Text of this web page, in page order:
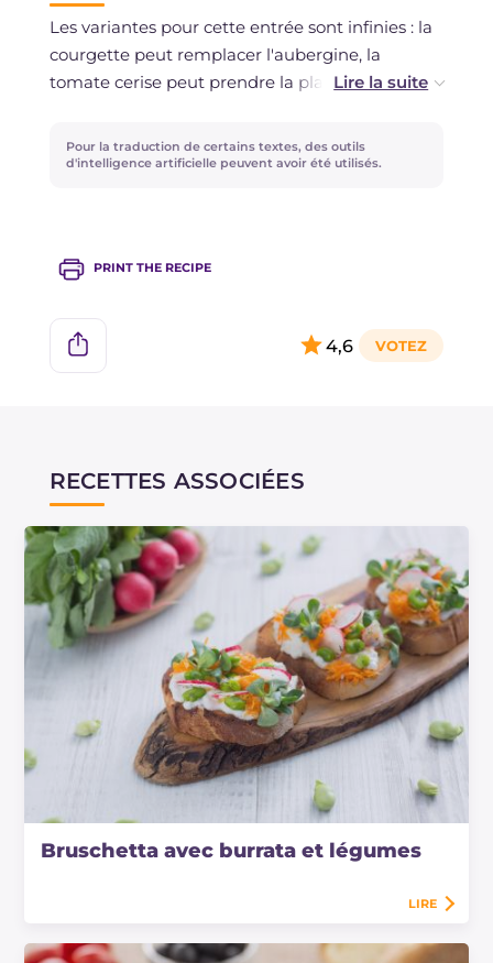
des ingrédients simples qu'ils avaient à
disposition : huile, ail et tomates mûres. Avec le
temps, ce plat s'est répandu dans d'autres
régions comme par exemple le Piémont, la
Les variantes pour cette entrée sont infinies : la
courgette peut remplacer l'aubergine, la
tomate cerise peut prendre la place de la
celle de la burrata. Encore : adieu l'oignon,
bienvenue les poivrons ; pas de saucisse,
Pour la traduction de certains textes, des outils
d'intelligence artificielle peuvent avoir été utilisés.
PRINT THE RECIPE
4,6
RECETTES ASSOCIÉES
Bruschetta avec burrata et légumes
LIRE